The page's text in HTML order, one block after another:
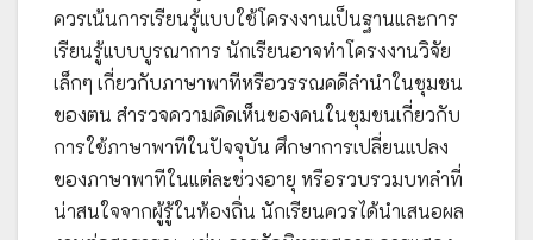
ควรเน้นการเรียนรู้แบบใช้โครงงานเป็นฐานและการ
เรียนรู้แบบบูรณาการ นักเรียนอาจทำโครงงานวิจัย
เล็กๆ เกี่ยวกับภาษาพาทีหรือวรรณคดีลำนำในชุมชน
ของตน สำรวจความคิดเห็นของคนในชุมชนเกี่ยวกับ
การใช้ภาษาพาทีในปัจจุบัน ศึกษาการเปลี่ยนแปลง
ของภาษาพาทีในแต่ละช่วงอายุ หรือรวบรวมบทลำที่
น่าสนใจจากผู้รู้ในท้องถิ่น นักเรียนควรได้นำเสนอผล